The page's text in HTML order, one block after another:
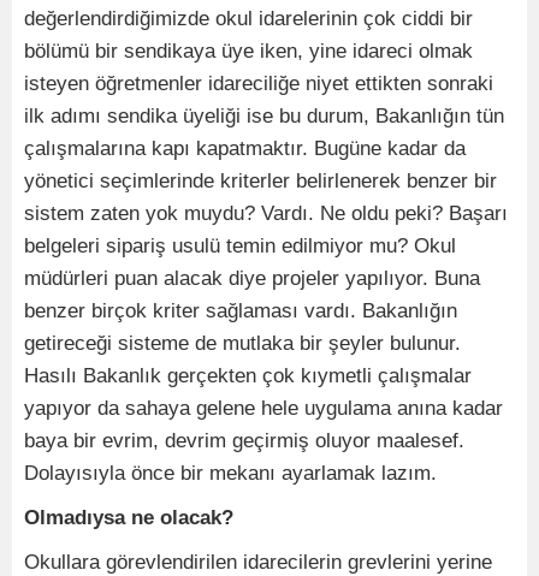
değerlendirdiğimizde okul idarelerinin çok ciddi bir
bölümü bir sendikaya üye iken, yine idareci olmak
isteyen öğretmenler idareciliğe niyet ettikten sonraki
ilk adımı sendika üyeliği ise bu durum, Bakanlığın tün
çalışmalarına kapı kapatmaktır. Bugüne kadar da
yönetici seçimlerinde kriterler belirlenerek benzer bir
sistem zaten yok muydu? Vardı. Ne oldu peki? Başarı
belgeleri sipariş usulü temin edilmiyor mu? Okul
müdürleri puan alacak diye projeler yapılıyor. Buna
benzer birçok kriter sağlaması vardı. Bakanlığın
getireceği sisteme de mutlaka bir şeyler bulunur.
Hasılı Bakanlık gerçekten çok kıymetli çalışmalar
yapıyor da sahaya gelene hele uygulama anına kadar
baya bir evrim, devrim geçirmiş oluyor maalesef.
Dolayısıyla önce bir mekanı ayarlamak lazım.
Olmadıysa ne olacak?
Okullara görevlendirilen idarecilerin grevlerini yerine